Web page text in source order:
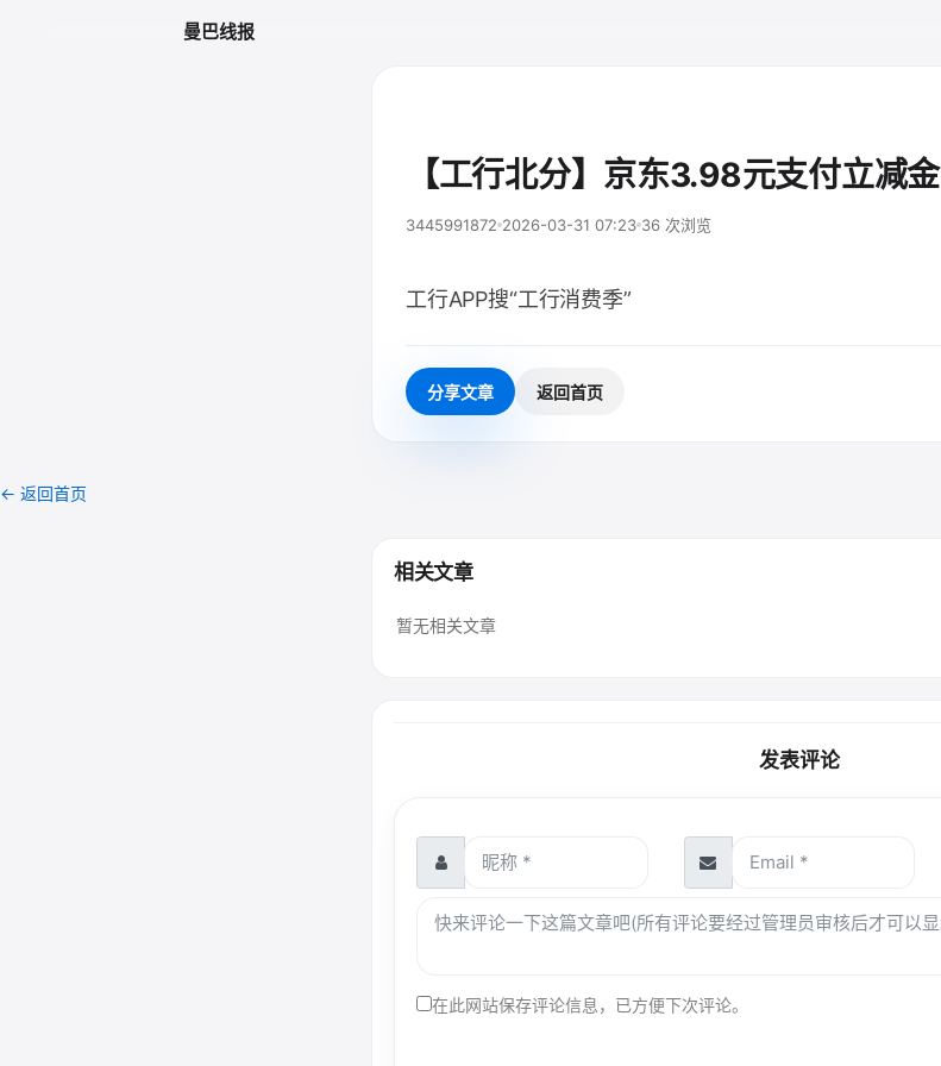
曼巴线报
【工行北分】京东3.98元支付立减金
3445991872 2026-03-31 07:23 36 次浏览
工行APP搜“工行消费季”
分享文章 返回首页
← 返回首页
相关文章
暂无相关文章
发表评论
在此网站保存评论信息，已方便下次评论。